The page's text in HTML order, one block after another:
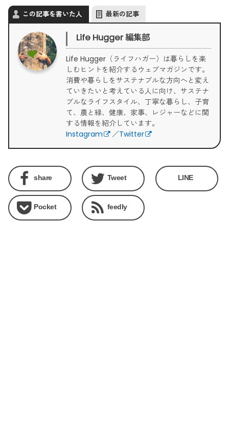
この記事を書いた人 最新の記事
Life Hugger 編集部
Life Hugger（ライフハガー）は暮らしを楽
しむヒントを紹介するウェブマガジンです。
消費や暮らしをサステナブルな方向へと変え
ていきたいと考えている人に向け、サステナ
ブルなライフスタイル、丁寧な暮らし、子育
て、農と緑、健康、家事、レジャーなどに関
する情報を紹介しています。
Instagram
／Twitter
share Tweet LINE
Pocket feedly